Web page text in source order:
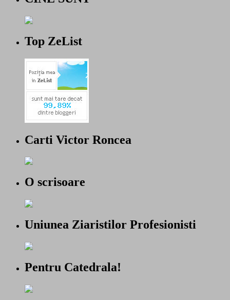
Top ZeList
Carti Victor Roncea
O scrisoare
Uniunea Ziaristilor Profesionisti
Pentru Catedrala!